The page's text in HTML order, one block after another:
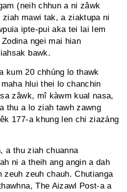
(neih chhun a ni zâwk
ziah mawi tak, a ziaktupa ni
ipte-pui aka tei lai lem
ngei mai hian
bawk.
kum 20 chhúng lo thawk
hlui thei lo chanchin
zâwk, mî kàwm kual nasa,
thu a lo ziah tawh zawng
177-a khung len chi ziazáng
a thu ziah chuanna
ni a theih ang angin a dah
zeuh zeuh chauh. Chutianga
The Aizawl Post-a a